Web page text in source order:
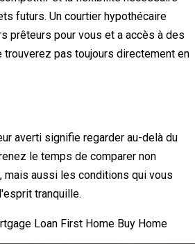
futurs. Un courtier hypothécaire
prêteurs pour vous et a accès à des
trouverez pas toujours directement en
averti signifie regarder au-delà du
le temps de comparer non
aussi les conditions qui vous
tranquille.
Loan First Home Buy Home